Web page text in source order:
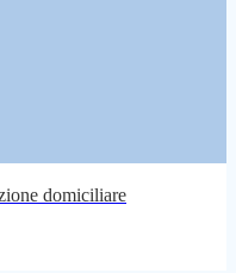
domiciliare